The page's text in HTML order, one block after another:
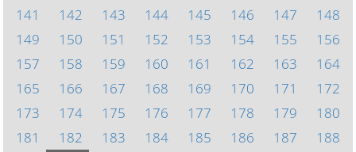
141
142 143 144 145 146 147
148
149
150 151 152 153 154 155
156
157
158 159 160 161 162 163
164
165
166 167 168 169 170 171
172
173
174 175 176 177 178 179
180
181
182 183 184 185 186 187
188